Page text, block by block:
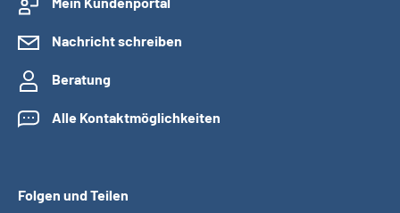
Nachricht schreiben
Beratung
Alle Kontaktmöglichkeiten
Folgen und Teilen